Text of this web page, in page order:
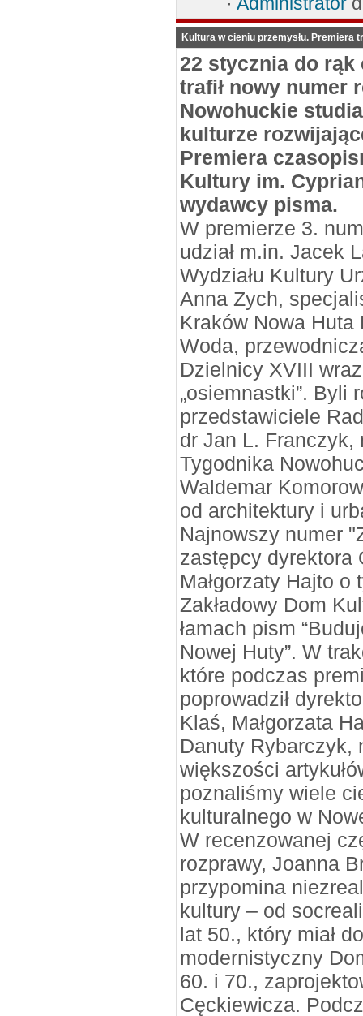
Kultura w cieniu przemysłu. Premiera
22 stycznia do
trafił nowy numer
Nowohuckie
kulturze
Premiera
Kultury im.
wydawcy pisma.
W premierze 3.
udział m.in. Jacek
Wydziału Kultury
Anna Zych,
Kraków Nowa Huta
Woda,
Dzielnicy XVIII
„osiemnastki”. Byli
przedstawiciele
dr Jan L. Franczyk,
Tygodnika
Waldemar
od architektury i
Najnowszy numer
zastępcy dyrektora
Małgorzaty Hajto
Zakładowy Dom
łamach pism
Nowej Huty”. W
które podczas
poprowadził
Klaś, Małgorzata
Danuty Rybarczyk,
większości
poznaliśmy wiele
kulturalnego w
W recenzowanej
rozprawy, Joanna
przypomina
kultury – od
lat 50., który miał
modernistyczny
60. i 70.,
Cęckiewicza.